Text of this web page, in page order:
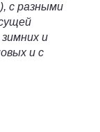
с разными
и
и с